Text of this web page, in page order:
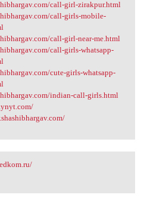
call-girl-zirakpur.html
call-girls-mobile-
call-girl-near-me.html
call-girls-whatsapp-
cute-girls-whatsapp-
indian-call-girls.html